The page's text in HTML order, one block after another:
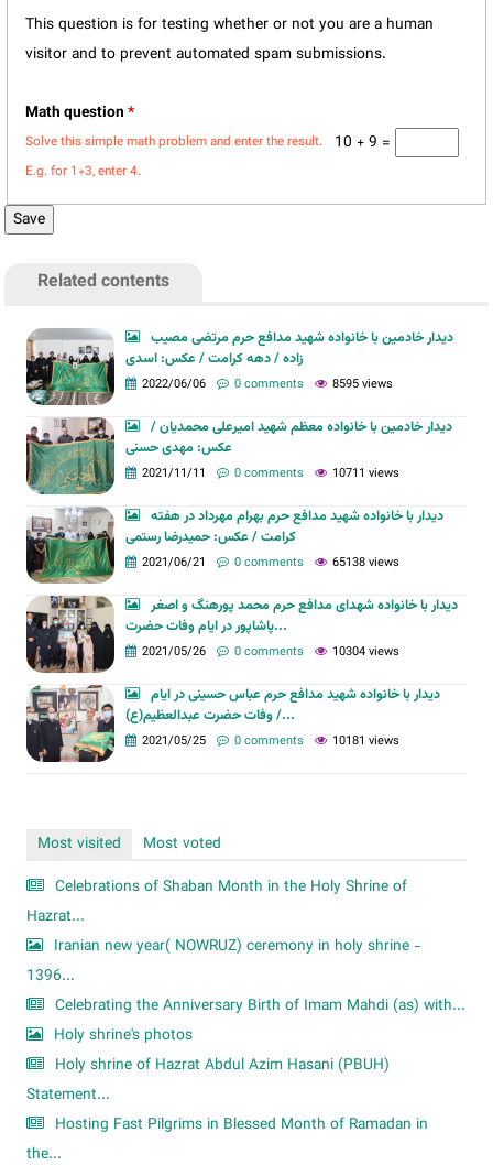
This question is for testing whether or not you are a human
visitor and to prevent automated spam submissions.
Math question*
10 + 9 =
Solve this simple math problem and enter the result.
E.g. for 1+3, enter 4.
Related contents
دیدار خادمین با خانواده شهید مدافع حرم مرتضی مصیب
زاده / دهه کرامت / عکس: اسدی
2022/06/06 0 comments 8595 views
دیدار خادمین با خانواده معظم شهید امیرعلی محمدیان /
عکس: مهدی حسنی
2021/11/11 0 comments 10711 views
دیدار با خانواده شهید مدافع حرم بهرام مهرداد در هفته
کرامت / عکس: حمیدرضا رستمی
2021/06/21 0 comments 65138 views
دیدار با خانواده شهدای مدافع حرم محمد پورهنگ و اصغر
پاشاپور در ایام وفات حضرت...
2021/05/26 0 comments 10304 views
دیدار با خانواده شهید مدافع حرم عباس حسینی در ایام
وفات حضرت عبدالعظیم(ع) /...
2021/05/25 0 comments 10181 views
Most visited
Most voted
Celebrations of Shaban Month in the Holy Shrine of
Hazrat...
Iranian new year( NOWRUZ) ceremony in holy shrine -
1396...
Celebrating the Anniversary Birth of Imam Mahdi (as) with...
Holy shrine's photos
Holy shrine of Hazrat Abdul Azim Hasani (PBUH)
Statement...
Hosting Fast Pilgrims in Blessed Month of Ramadan in
the...